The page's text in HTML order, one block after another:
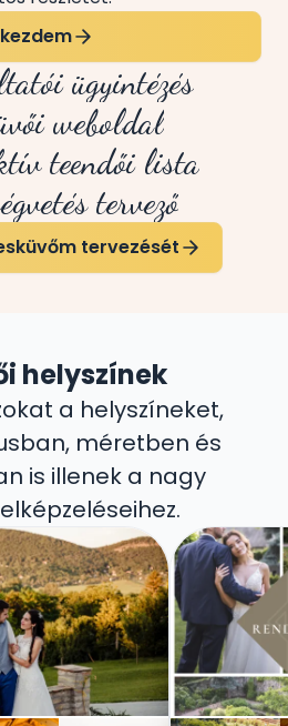
ügyintézés
weboldal
teendői lista
tervező
tervezését
helyszínek
a helyszíneket,
méretben és
is illenek a nagy